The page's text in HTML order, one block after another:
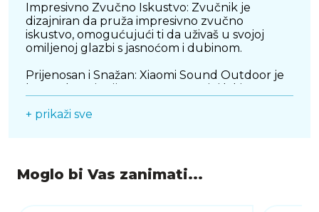
Impresivno Zvučno Iskustvo: Zvučnik je
dizajniran da pruža impresivno zvučno
iskustvo, omogućujući ti da uživaš u svojoj
omiljenoj glazbi s jasnoćom i dubinom.
Prijenosan i Snažan: Xiaomi Sound Outdoor je
veličini, isporučuje snažnu zvučnu izvedbu.
isporuci transparentnijeg zvuka i
uravnoteženog zvuka. Ovaj dizajn osigurava da
+ prikaži sve
Moglo bi Vas zanimati...